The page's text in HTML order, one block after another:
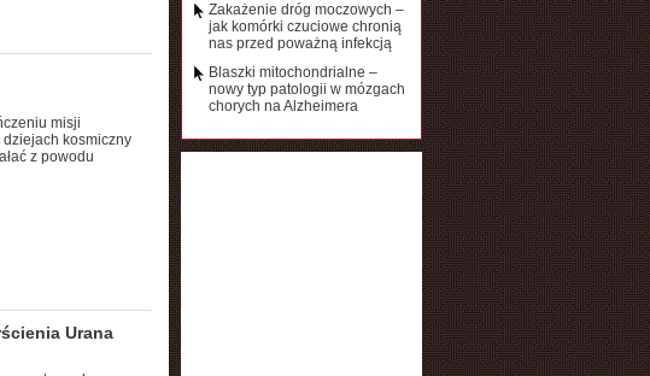
misji
kosmiczny
z powodu
Urana
Zakażenie dróg moczowych –
jak komórki czuciowe chronią
nas przed poważną infekcją
Blaszki mitochondrialne –
nowy typ patologii w mózgach
chorych na Alzheimera